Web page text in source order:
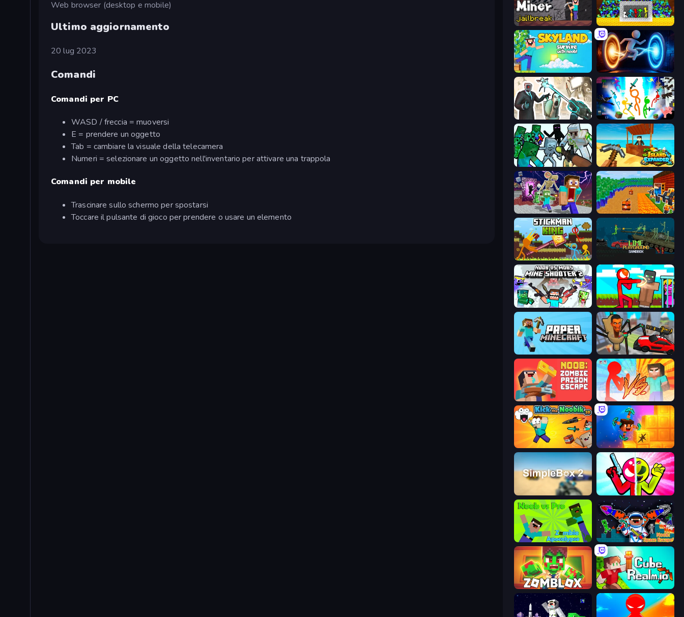
Web browser (desktop e mobile)
Ultimo aggiornamento
20 lug 2023
Comandi
Comandi per PC
WASD / freccia = muoversi
E = prendere un oggetto
Tab = cambiare la visuale della telecamera
Numeri = selezionare un oggetto nell'inventario per attivare una trappola
Comandi per mobile
Trascinare sullo schermo per spostarsi
Toccare il pulsante di gioco per prendere o usare un elemento
Noob Miner: Escape From Prison Stick Fighter vs Zombies
Skyland Survive With Noob! Portal Escape
Skibidi Toilets: Infection Stickman Epic
Island Expander
Monster School Herobrine Siren Head Noob Tower Defense
Stickman King
Mine Shooter 2: Noob vs Mobs Stickman vs Villager: Save the Girl
Paper Minecraft Cars vs Skibidi Toilet
Red Stickman vs Monster School
Kick the Noobik 3D Merge & Dig!
Stickman Zombie vs Stickman Hero
Noob vs Pro: Zombie Apocalypse Noob: Space Escape!
Zomblox CubeRealm.io